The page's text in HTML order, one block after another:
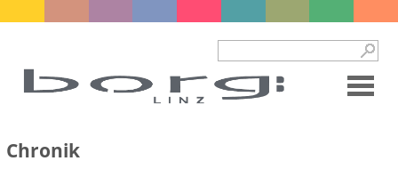
Chronik